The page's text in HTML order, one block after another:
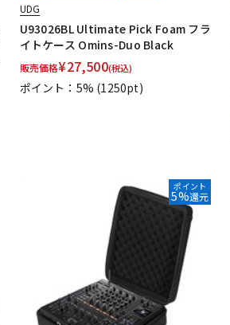
UDG
U93026BL Ultimate Pick Foam フラ
イトケース Omins-Duo Black
販売価格¥27,500(税込)
ポイント：5% (1250pt)
ポイント
5%還元